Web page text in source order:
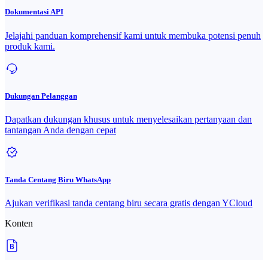
Dokumentasi API
Jelajahi panduan komprehensif kami untuk membuka potensi penuh
produk kami.
Dukungan Pelanggan
Dapatkan dukungan khusus untuk menyelesaikan pertanyaan dan
tantangan Anda dengan cepat
Tanda Centang Biru WhatsApp
Ajukan verifikasi tanda centang biru secara gratis dengan YCloud
Konten